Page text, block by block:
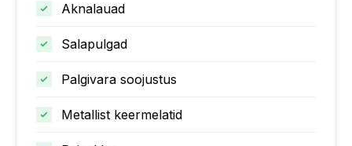
Aknalauad
Salapulgad
Palgivara soojustus
Metallist keermelatid